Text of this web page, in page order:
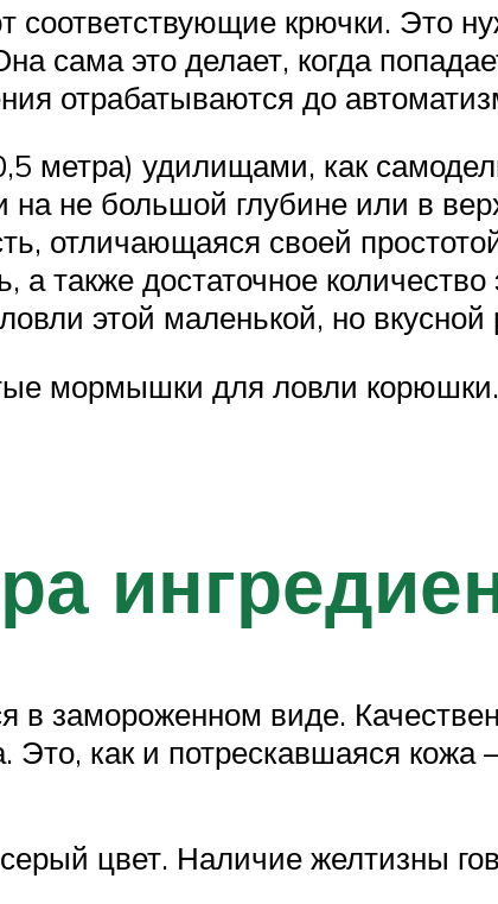
соответствующие крючки. Это
сама это делает, когда
отрабатываются до
метра) удилищами, как
не большой глубине или в
отличающаяся своей
а также достаточное
этой маленькой, но
мормышки для ловли корюшки.
в замороженном виде.
Это, как и потрескавшаяся кожа
цвет. Наличие желтизны